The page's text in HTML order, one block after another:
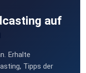
auf
Erhalte
Tipps der